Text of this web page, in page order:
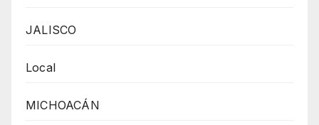
JALISCO
Local
MICHOACÁN